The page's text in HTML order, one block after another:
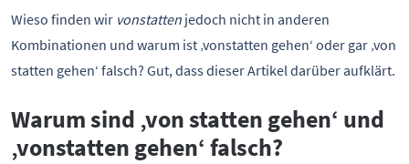
Wieso finden wir vonstatten jedoch nicht in anderen
Kombinationen und warum ist ‚vonstatten gehen‘ oder gar ‚von
statten gehen‘ falsch? Gut, dass dieser Artikel darüber aufklärt.
Warum sind ‚von statten gehen‘ und
‚vonstatten gehen‘ falsch?